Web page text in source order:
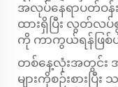
အလုပ်နေရာပတ်ဝ
ထားရှိပြီး လွတ်လပ်စွ
ကို ကာကွယ်ရန်ဖြစ်
တစ်နေ့လုံးအတွင်း
များကိုစဉ်းစားပ